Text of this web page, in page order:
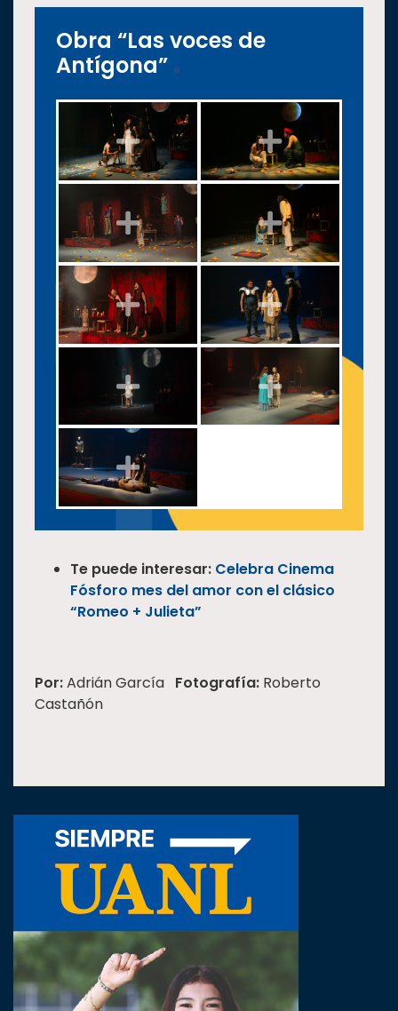
Obra “Las voces de
Antígona”
Te puede interesar: Celebra Cinema
Fósforo mes del amor con el clásico
“Romeo + Julieta”
Por:Adrián García Fotografía: Roberto
Castañón